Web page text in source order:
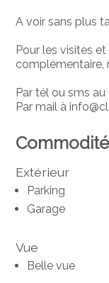
A voir sans plus
Pour les visites
complémentaire,
Par tél ou sms
Par mail à
Extérieur
Parking
Garage
Vue
Belle vue